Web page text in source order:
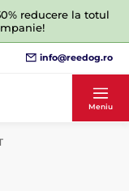
reducere la totul
info@reedog.ro
Meniu